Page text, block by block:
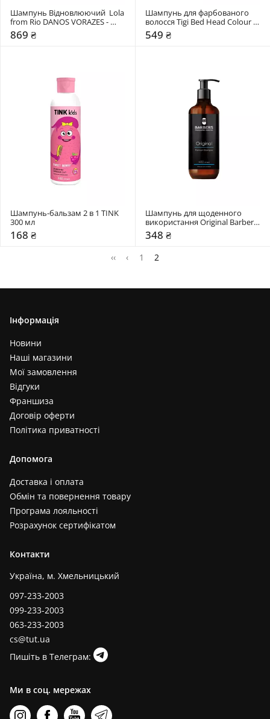
Шампунь Відновлюючий  Lola
from Rio DANOS VORAZES -
SHAMPOO FORTIFICANTE
869 ₴
Шампунь для фарбованого
волосся Tigi Bed Head Colour
Goddess
549 ₴
Шампунь-бальзам 2 в 1 TINK
300 мл
168 ₴
Шампунь для щоденного
використання Original Barbers
400 мл
348 ₴
‹‹ ‹ 1 2
Інформація
Новини
Наші магазини
Мої замовлення
Відгуки
Франшиза
Договір оферти
Політика приватності
Допомога
Доставка і оплата
Обмін та повернення товару
Програма лояльності
Розрахунок сертифікатом
Контакти
Україна, м. Хмельницький
097-233-2003
099-233-2003
063-233-2003
cs@tut.ua
Пишіть в Телеграм:
Ми в соц. мережах